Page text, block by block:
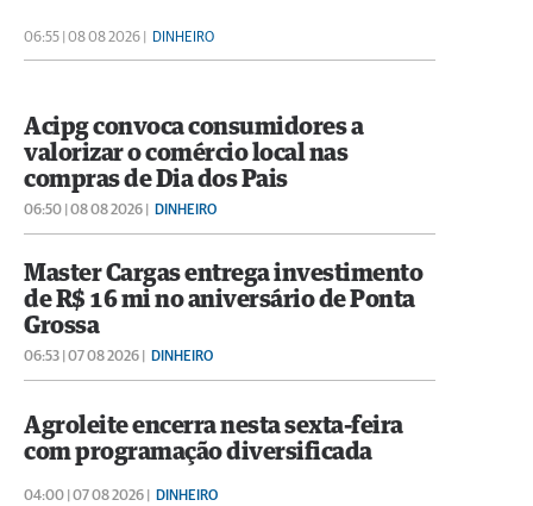
06:55 | 08 08 2026 | DINHEIRO
Acipg convoca consumidores a
valorizar o comércio local nas
compras de Dia dos Pais
06:50 | 08 08 2026 | DINHEIRO
Master Cargas entrega investimento
de R$ 16 mi no aniversário de Ponta
Grossa
06:53 | 07 08 2026 | DINHEIRO
Agroleite encerra nesta sexta-feira
com programação diversificada
04:00 | 07 08 2026 | DINHEIRO